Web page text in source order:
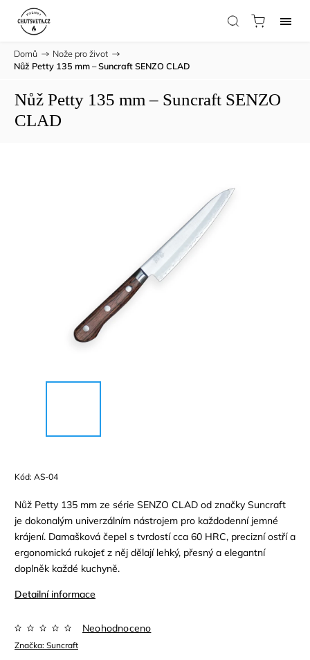
Domů / Nože pro život /
Nůž Petty 135 mm – Suncraft SENZO CLAD
Nůž Petty 135 mm – Suncraft SENZO
CLAD
Kód: AS-04
Nůž Petty 135 mm ze série SENZO CLAD od značky Suncraft
je dokonalým univerzálním nástrojem pro každodenní jemné
krájení. Damašková čepel s tvrdostí cca 60 HRC, precizní ostří a
ergonomická rukojeť z něj dělají lehký, přesný a elegantní
doplněk každé kuchyně.
Detailní informace
Značka: Suncraft
Neohodnoceno